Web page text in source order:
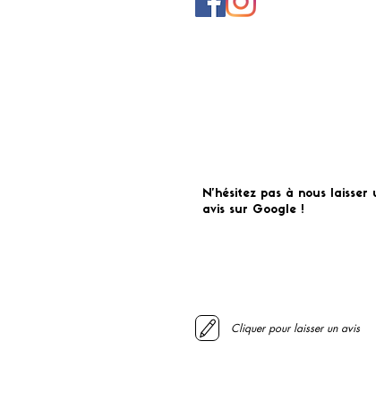
N'hésitez pas à nous laisser
avis sur Google !
Cliquer pour laisser un avis